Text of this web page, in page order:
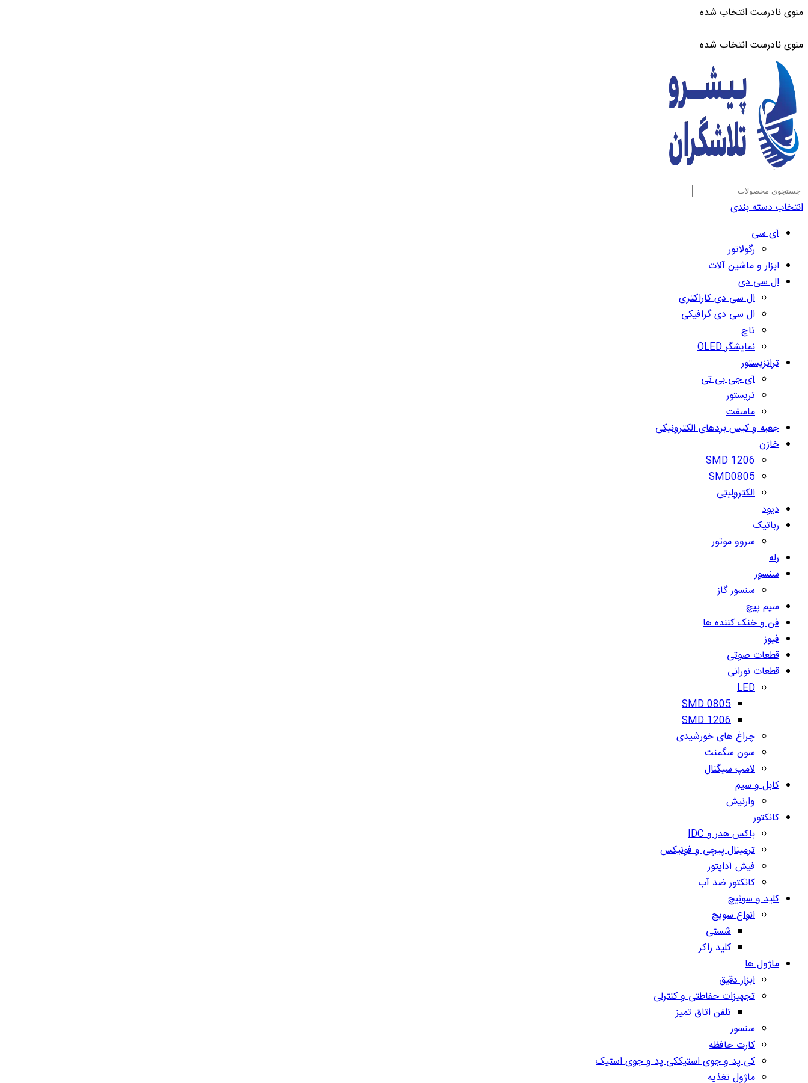
منوی نادرست انتخاب شده
منوی نادرست انتخاب شده
انتخاب دسته بندی
آی سی
رگولاتور
ابزار و ماشین آلات
ال سی دی
ال سی دی کاراکتری
ال سی دی گرافیکی
تاچ
نمایشگر OLED
ترانزیستور
آی جی بی تی
تریستور
ماسفت
جعبه و کیس بردهای الکترونیکی
خازن
SMD 1206
SMD0805
الکترولیتی
دیود
رباتیک
سروو موتور
رله
سنسور
سنسور گاز
سیم پیچ
فن و خنک کننده ها
فیوز
قطعات صوتی
قطعات نورانی
LED
SMD 0805
SMD 1206
چراغ های خورشیدی
سون سگمنت
لامپ سیگنال
کابل و سیم
وارنیش
کانکتور
باکس هدر و IDC
ترمینال پیچی و فونیکس
فیش آداپتور
کانکتور ضد آب
کلید و سوئیچ
انواع سویچ
شستی
کلید راکر
ماژول ها
ابزار دقیق
تجهیزات حفاظتی و کنترلی
تلفن اتاق تمیز
سنسور
کارت حافظه
کی پد و جوی استیککی پد و جوی استیک
ماژول تغذیه